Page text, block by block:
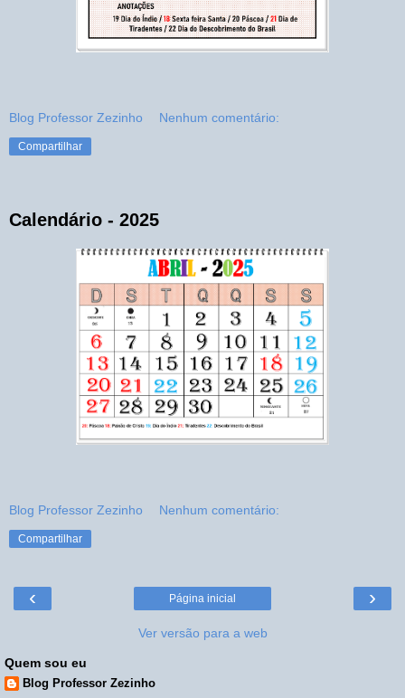
Blog Professor Zezinho Nenhum comentário:
Compartilhar
Calendário - 2025
Blog Professor Zezinho Nenhum comentário:
Compartilhar
‹ ›
Página inicial
Ver versão para a web
Quem sou eu
Blog Professor Zezinho